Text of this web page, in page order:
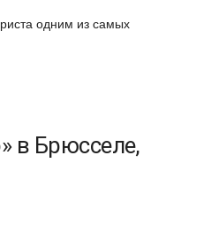
одним из самых
в Брюсселе,